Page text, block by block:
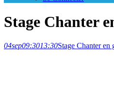
Stage Chanter
04sep09:3013:30Stage Chanter en